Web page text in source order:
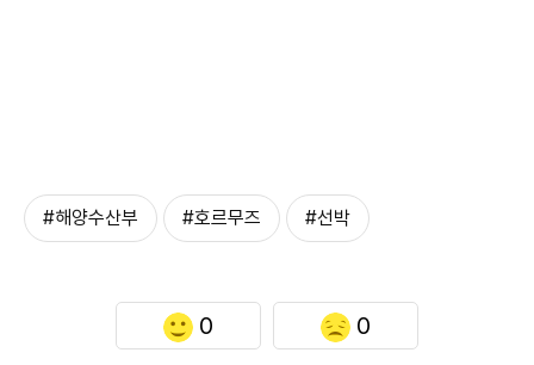
#해양수산부 #호르무즈 #선박
0 0